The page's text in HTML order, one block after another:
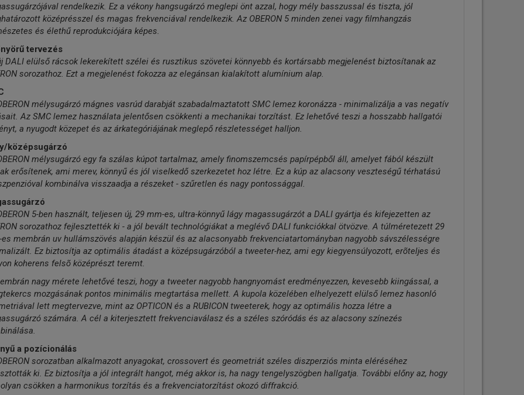
rendelkezik. Ez a vékony hangsugárzó meglepi önt azzal, hogy mély basszussal és tiszta, jól
középrésszel és magas frekvenciával rendelkezik. Az OBERON 5 minden zenei vagy filmhangzás
és élethű reprodukciójára képes.
tervezés
DALI elülső rácsok lekerekített szélei és rusztikus szövetei könnyebb és kortársabb megjelenést biztosítanak az
sorozathoz. Ezt a megjelenést fokozza az elegánsan kialakított alumínium alap.
mélysugárzó mágnes vasrúd darabját szabadalmaztatott SMC lemez koronázza - minimalizálja a vas negatív
Az SMC lemez használata jelentősen csökkenti a mechanikai torzítást. Ez lehetővé teszi a hosszabb hallgatói
a nyugodt közepet és az árkategóriájának meglepő részletességet halljon.
középsugárzó
mélysugárzó egy fa szálas kúpot tartalmaz, amely finomszemcsés papírpépből áll, amelyet fából készült
erősítenek, ami merev, könnyű és jól viselkedő szerkezetet hoz létre. Ez a kúp az alacsony veszteségű térhatású
kombinálva visszaadja a részeket - szűretlen és nagy pontossággal.
5-ben használt, teljesen új, 29 mm-es, ultra-könnyű lágy magassugárzót a DALI gyártja és kifejezetten az
sorozathoz fejlesztették ki - a jól bevált technológiákat a meglévő DALI funkciókkal ötvözve. A túlméretezett 29
membrán uv hullámszövés alapján készül és az alacsonyabb frekvenciatartományban nagyobb sávszélességre
Ez biztosítja az optimális átadást a középsugárzóból a tweeter-hez, ami egy kiegyensúlyozott, erõteljes és
koherens felsõ középrészt teremt.
nagy mérete lehetővé teszi, hogy a tweeter nagyobb hangnyomást eredményezzen, kevesebb kiingással, a
mozgásának pontos minimális megtartása mellett. A kupola közelében elhelyezett elülső lemez hasonló
lett megtervezve, mint az OPTICON és a RUBICON tweeterek, hogy az optimális hozza létre a
számára. A cél a kiterjesztett frekvenciaválasz és a széles szóródás és az alacsony színezés
a pozícionálás
sorozatban alkalmazott anyagokat, crossovert és geometriát széles diszperziós minta eléréséhez
ki. Ez biztosítja a jól integrált hangot, még akkor is, ha nagy tengelyszögben hallgatja. További előny az, hogy
csökken a harmonikus torzítás és a frekvenciatorzítást okozó diffrakció.